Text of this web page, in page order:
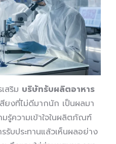
สริม บริษัทรับผลิตอาหาร
สียงที่ไม่ดีมากนัก เป็นผลมา
รู้ความเข้าใจในผลิตภัณฑ์
รับประทานแล้วเห็นผลอย่าง